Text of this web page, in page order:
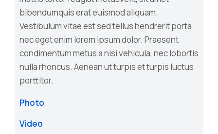
bibendumquis erat euismod aliquam.
Vestibulum vitae est sed tellus hendrerit porta
nec eget enim lorem ipsum dolor. Praesent
condimentum metus a nisi vehicula, nec lobortis
nulla rhoncus. Aenean ut turpis et turpis luctus
porttitor.
Photo
Video